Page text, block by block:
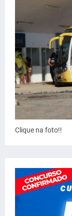
Clique na foto!!